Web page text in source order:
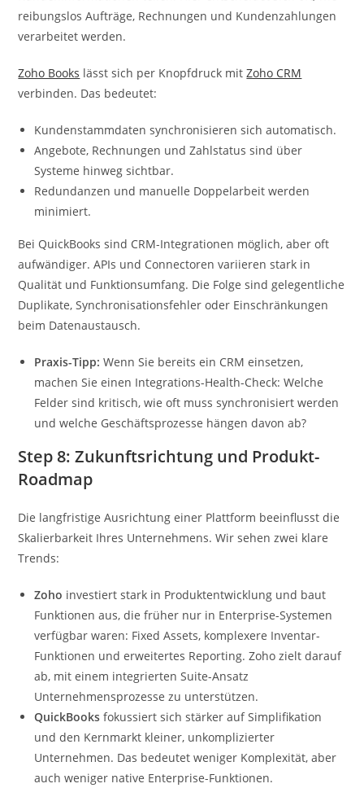
reibungslos Aufträge, Rechnungen und Kundenzahlungen
verarbeitet werden.
Zoho Books lässt sich per Knopfdruck mitZoho CRM
verbinden. Das bedeutet:
Kundenstammdaten synchronisieren sich automatisch.
Angebote, Rechnungen und Zahlstatus sind über
Systeme hinweg sichtbar.
Redundanzen und manuelle Doppelarbeit werden
minimiert.
Bei QuickBooks sind CRM-Integrationen möglich, aber oft
aufwändiger. APIs und Connectoren variieren stark in
Qualität und Funktionsumfang. Die Folge sind gelegentliche
Duplikate, Synchronisationsfehler oder Einschränkungen
beim Datenaustausch.
Praxis-Tipp: Wenn Sie bereits ein CRM einsetzen,
machen Sie einen Integrations-Health-Check: Welche
Felder sind kritisch, wie oft muss synchronisiert werden
und welche Geschäftsprozesse hängen davon ab?
Step 8: Zukunftsrichtung und Produkt-
Roadmap
Die langfristige Ausrichtung einer Plattform beeinflusst die
Skalierbarkeit Ihres Unternehmens. Wir sehen zwei klare
Trends:
Zoho investiert stark in Produktentwicklung und baut
Funktionen aus, die früher nur in Enterprise-Systemen
verfügbar waren: Fixed Assets, komplexere Inventar-
Funktionen und erweitertes Reporting. Zoho zielt darauf
ab, mit einem integrierten Suite-Ansatz
Unternehmensprozesse zu unterstützen.
QuickBooks fokussiert sich stärker auf Simplifikation
und den Kernmarkt kleiner, unkomplizierter
Unternehmen. Das bedeutet weniger Komplexität, aber
auch weniger native Enterprise-Funktionen.